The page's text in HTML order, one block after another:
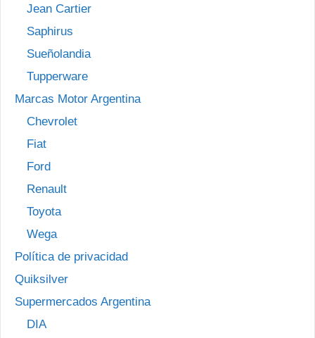
Jean Cartier
Saphirus
Sueñolandia
Tupperware
Marcas Motor Argentina
Chevrolet
Fiat
Ford
Renault
Toyota
Wega
Política de privacidad
Quiksilver
Supermercados Argentina
DIA